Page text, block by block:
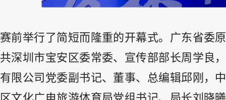
赛前举行了简短而隆重的开幕式。广东省委
共深圳市宝安区委常委、宣传部部长周学良
有限公司党委副书记、董事、总编辑邱刚，
区文化广电旅游体育局党组书记、局长刘晓